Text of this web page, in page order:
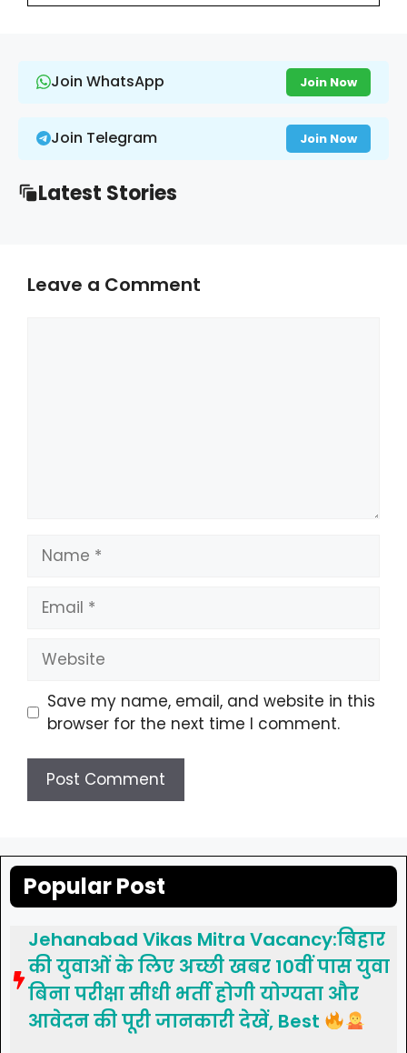
Join WhatsApp Join Now
Join Telegram Join Now
Latest Stories
Leave a Comment
Name
Email
Website
Save my name, email, and website in this
browser for the next time I comment.
Popular Post
Jehanabad Vikas Mitra Vacancy:बिहार
की युवाओं के लिए अच्छी खबर 10वीं पास युवा
बिना परीक्षा सीधी भर्ती होगी योग्यता और
आवेदन की पूरी जानकारी देखें, Best